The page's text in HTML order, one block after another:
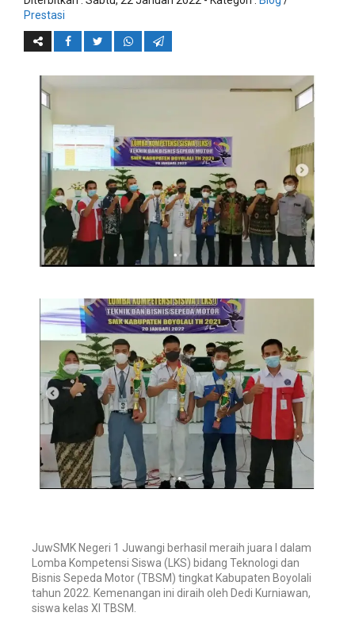
Prestasi
JuwSMK Negeri 1 Juwangi berhasil meraih juara I dalam
Lomba Kompetensi Siswa (LKS) bidang Teknologi dan
Bisnis Sepeda Motor (TBSM) tingkat Kabupaten Boyolali
tahun 2022. Kemenangan ini diraih oleh Dedi Kurniawan,
siswa kelas XI TBSM.